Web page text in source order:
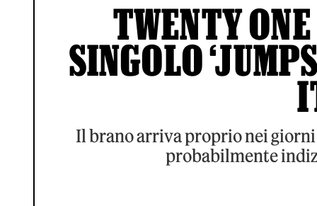
TWENTY
SINGOLO
Il brano arriva proprio nei
probabilmente